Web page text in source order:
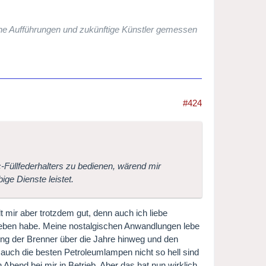
Aufführungen und zukünftige Künstler gemessen
#424
zu bedienen, wärend mir
Dienste leistet.
mir aber trotzdem gut, denn auch ich liebe
habe. Meine nostalgischen Anwandlungen lebe
der Brenner über die Jahre hinweg und den
die besten Petroleumlampen nicht so hell sind